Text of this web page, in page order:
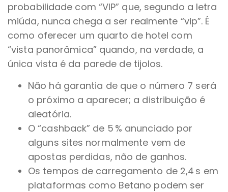
probabilidade com “VIP” que, segundo a letra
miúda, nunca chega a ser realmente “vip”. É
como oferecer um quarto de hotel com
“vista panorâmica” quando, na verdade, a
única vista é da parede de tijolos.
Não há garantia de que o número 7 será
o próximo a aparecer; a distribuição é
aleatória.
O “cashback” de 5 % anunciado por
alguns sites normalmente vem de
apostas perdidas, não de ganhos.
Os tempos de carregamento de 2,4 s em
plataformas como Betano podem ser